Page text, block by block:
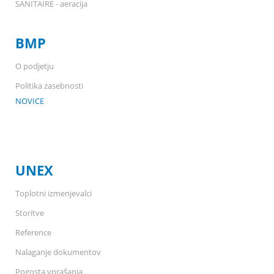
SANITAIRE - aeracija
BMP
O podjetju
Politika zasebnosti
NOVICE
UNEX
Toplotni izmenjevalci
Storitve
Reference
Nalaganje dokumentov
Pogosta vprašanja